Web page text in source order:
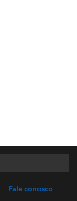
Fale conosco